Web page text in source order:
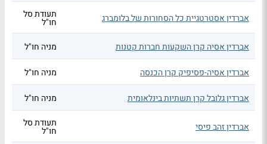
אברדין אסטרטגיית כל הסחורות של בלומברג תעודת סל
חו"ל
אברדין אסיה קרן השקעות חברות קטנות
מניה חו"ל
אברדין אסיה-פסיפיק קרן הכנסה מניה חו"ל
אברדין גלובל קרן תשתיות בינלאומית מניה חו"ל
אברדין זהב פיסי תעודת סל
חו"ל